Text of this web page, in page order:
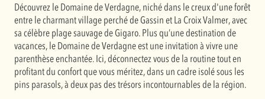
Découvrez le Domaine de Verdagne, niché dans le creux d'une forêt
entre le charmant village perché de Gassin et La Croix Valmer, avec
sa célèbre plage sauvage de Gigaro. Plus qu’une destination de
vacances, le Domaine de Verdagne est une invitation à vivre une
parenthèse enchantée. Ici, déconnectez vous de la routine tout en
profitant du confort que vous méritez, dans un cadre isolé sous les
pins parasols, à deux pas des trésors incontournables de la région.